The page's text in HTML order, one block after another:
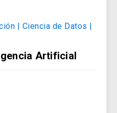
| Ciencia de Datos |
Artificial